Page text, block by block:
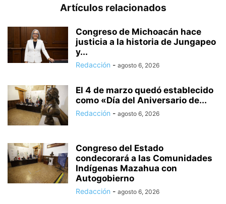
Artículos relacionados
Congreso de Michoacán hace
justicia a la historia de Jungapeo
y...
Redacción - agosto 6, 2026
El 4 de marzo quedó establecido
como «Día del Aniversario de...
Redacción - agosto 6, 2026
Congreso del Estado
condecorará a las Comunidades
Indígenas Mazahua con
Autogobierno
Redacción - agosto 6, 2026